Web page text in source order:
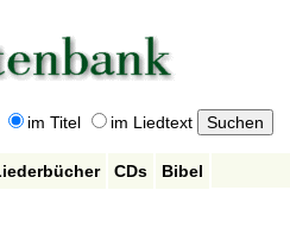
im Titel im Liedtext
CDs
Bibel